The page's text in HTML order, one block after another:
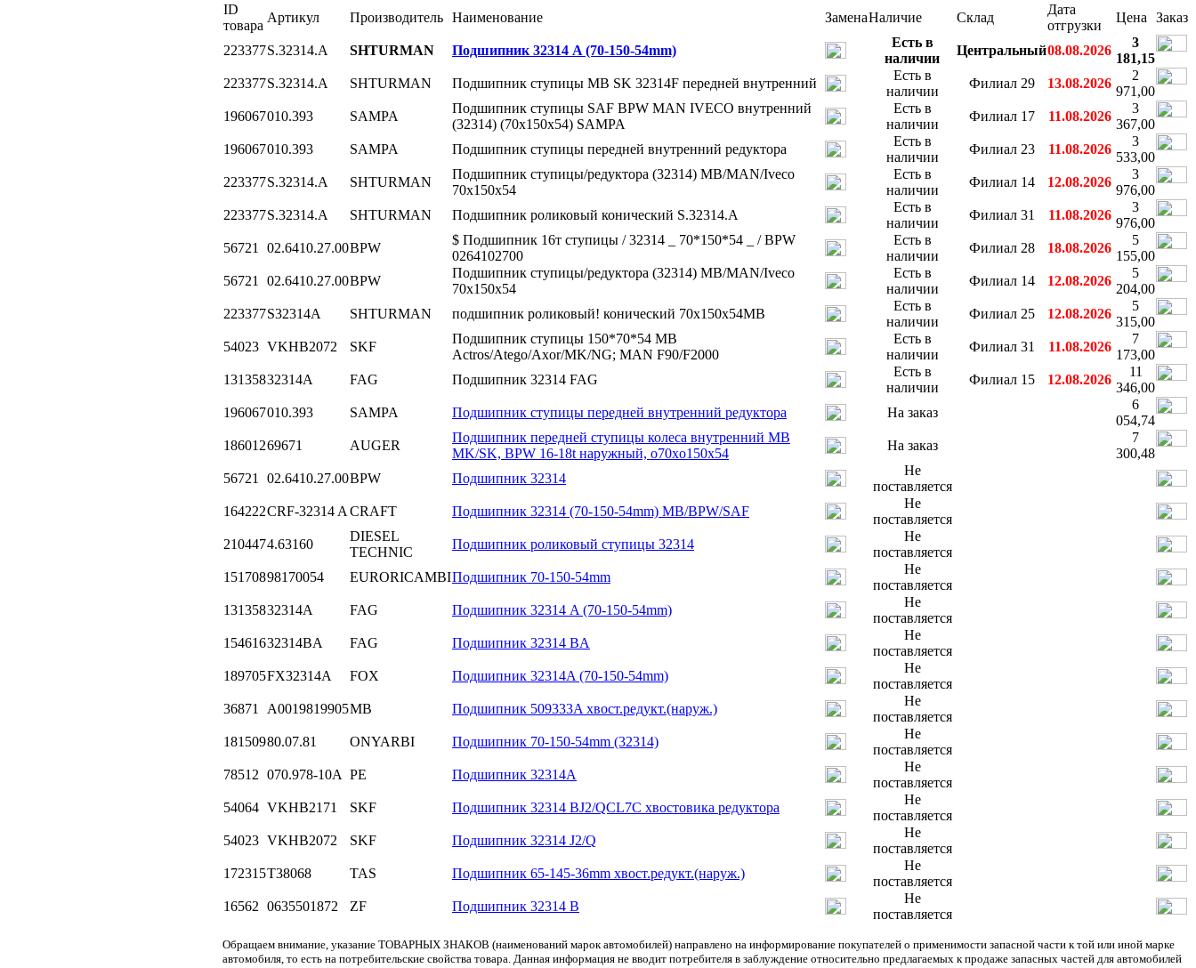
ID
товара
Артикул Производитель Наименование ЗаменаНаличие Склад
Дата
отгрузки
Цена Заказ
223377S.32314.A SHTURMAN Подшипник 32314 A (70-150-54mm)
Есть в
наличии
Центральный08.08.2026
3
181,15
223377S.32314.A SHTURMAN Подшипник ступицы MB SK 32314F передней внутренний
Есть в
наличии
Филиал 29 13.08.2026
2
971,00
196067010.393 SAMPA
Подшипник ступицы SAF BPW MAN IVECO внутренний
(32314) (70х150х54) SAMPA
Есть в
наличии
Филиал 17 11.08.2026
3
367,00
196067010.393 SAMPA Подшипник ступицы передней внутренний редуктора
Есть в
наличии
Филиал 23 11.08.2026
3
533,00
223377S.32314.A SHTURMAN
Подшипник ступицы/редуктора (32314) MB/MAN/Iveco
70x150x54
Есть в
наличии
Филиал 14 12.08.2026
3
976,00
223377S.32314.A SHTURMAN Подшипник роликовый конический S.32314.A
Есть в
наличии
Филиал 31 11.08.2026
3
976,00
56721
02.6410.27.00BPW
$ Подшипник 16т ступицы / 32314 _ 70*150*54 _ / BPW
0264102700
Есть в
наличии
Филиал 28 18.08.2026
5
155,00
56721
02.6410.27.00BPW
Подшипник ступицы/редуктора (32314) MB/MAN/Iveco
70x150x54
Есть в
наличии
Филиал 14 12.08.2026
5
204,00
223377S32314A SHTURMAN подшипник роликовый! конический 70x150x54MB
Есть в
наличии
Филиал 25 12.08.2026
5
315,00
54023 VKHB2072 SKF
Подшипник ступицы 150*70*54 MB
Actros/Atego/Axor/MK/NG; MAN F90/F2000
Есть в
наличии
Филиал 31 11.08.2026
7
173,00
13135832314A FAG Подшипник 32314 FAG
Есть в
наличии
Филиал 15 12.08.2026
11
346,00
196067010.393 SAMPA Подшипник ступицы передней внутренний редуктора На заказ
6
054,74
18601269671 AUGER
Подшипник передней ступицы колеса внутренний MB
MK/SK, BPW 16-18t наружный, o70xo150x54
На заказ
7
300,48
56721
02.6410.27.00BPW Подшипник 32314
Не
поставляется
164222CRF-32314 A CRAFT Подшипник 32314 (70-150-54mm) MB/BPW/SAF
Не
поставляется
2104474.63160
DIESEL
TECHNIC
Подшипник роликовый ступицы 32314
Не
поставляется
15170898170054 EURORICAMBIПодшипник 70-150-54mm
Не
поставляется
13135832314A FAG Подшипник 32314 A (70-150-54mm)
Не
поставляется
15461632314BA FAG Подшипник 32314 BA
Не
поставляется
189705FX32314A FOX Подшипник 32314A (70-150-54mm)
Не
поставляется
36871
A0019819905MB Подшипник 509333A хвост.редукт.(наруж.)
Не
поставляется
18150980.07.81 ONYARBI Подшипник 70-150-54mm (32314)
Не
поставляется
78512 070.978-10A PE Подшипник 32314A
Не
поставляется
54064 VKHB2171 SKF Подшипник 32314 BJ2/QCL7C хвостовика редуктора
Не
поставляется
54023 VKHB2072 SKF Подшипник 32314 J2/Q
Не
поставляется
172315T38068 TAS Подшипник 65-145-36mm хвост.редукт.(наруж.)
Не
поставляется
16562 0635501872 ZF Подшипник 32314 B
Не
поставляется
Обращаем внимание, указание ТОВАРНЫХ ЗНАКОВ (наименований марок автомобилей) направлено на информирование покупателей о применимости запасной части к той или иной марке
автомобиля, то есть на потребительские свойства товара. Данная информация не вводит потребителя в заблуждение относительно предлагаемых к продаже запасных частей для автомобилей